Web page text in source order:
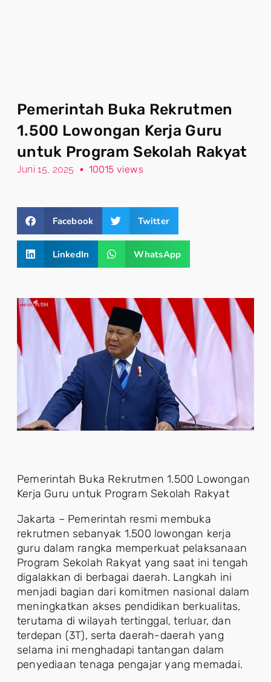
Pemerintah Buka Rekrutmen
1.500 Lowongan Kerja Guru
untuk Program Sekolah Rakyat
Juni 15, 2025 10015 views
Facebook Twitter
LinkedIn WhatsApp
Pemerintah Buka Rekrutmen 1.500 Lowongan
Kerja Guru untuk Program Sekolah Rakyat
Jakarta – Pemerintah resmi membuka
rekrutmen sebanyak 1.500 lowongan kerja
guru dalam rangka memperkuat pelaksanaan
Program Sekolah Rakyat yang saat ini tengah
digalakkan di berbagai daerah. Langkah ini
menjadi bagian dari komitmen nasional dalam
meningkatkan akses pendidikan berkualitas,
terutama di wilayah tertinggal, terluar, dan
terdepan (3T), serta daerah-daerah yang
selama ini menghadapi tantangan dalam
penyediaan tenaga pengajar yang memadai.